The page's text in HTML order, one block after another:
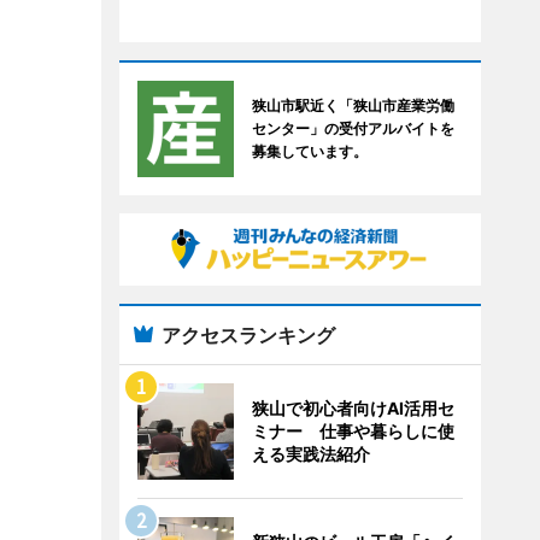
狭山市駅近く「狭山市産業労働
センター」の受付アルバイトを
募集しています。
アクセスランキング
狭山で初心者向けAI活用セ
ミナー 仕事や暮らしに使
える実践法紹介